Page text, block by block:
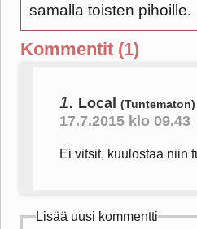
samalla toisten pihoille.
Kommentit (1)
1. Local (Tuntematon)
17.7.2015 klo 09.43
Ei vitsit, kuulostaa niin
Lisää uusi kommentti